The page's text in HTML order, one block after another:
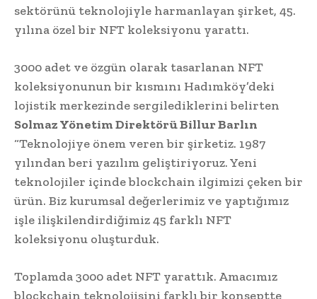
sektörünü teknolojiyle harmanlayan şirket, 45.
yılına özel bir NFT koleksiyonu yarattı.
3000 adet ve özgün olarak tasarlanan NFT
koleksiyonunun bir kısmını Hadımköy’deki
lojistik merkezinde sergilediklerini belirten
Solmaz Yönetim Direktörü Billur Barlın
“Teknolojiye önem veren bir şirketiz. 1987
yılından beri yazılım geliştiriyoruz. Yeni
teknolojiler içinde blockchain ilgimizi çeken bir
ürün. Biz kurumsal değerlerimiz ve yaptığımız
işle ilişkilendirdiğimiz 45 farklı NFT
koleksiyonu oluşturduk.
Toplamda 3000 adet NFT yarattık. Amacımız
blockchain teknolojisini farklı bir konseptte